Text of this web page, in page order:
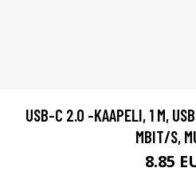
USB-C 2.0 -KAAPELI, 1 M,
MBIT/S,
8.85